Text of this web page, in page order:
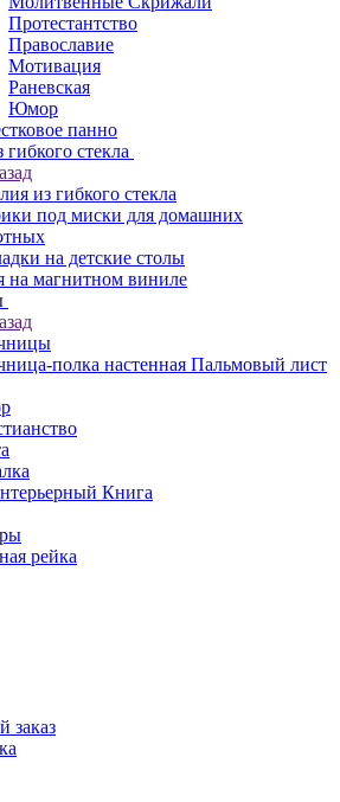
Протестантство
Православие
Мотивация
Раневская
Юмор
панно
стекла
из гибкого стекла
под миски для домашних
на детские столы
на магнитном виниле
полка настенная Пальмовый лист
Книга
рейка
заказ